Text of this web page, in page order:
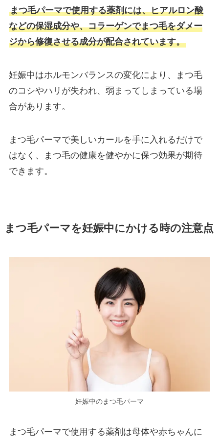
まつ毛パーマで使用する薬剤には、ヒアルロン酸
などの保湿成分や、コラーゲンでまつ毛をダメー
ジから修復させる成分が配合されています。
妊娠中はホルモンバランスの変化により、まつ毛
のコシやハリが失われ、弱まってしまっている場
合があります。
まつ毛パーマで美しいカールを手に入れるだけで
はなく、まつ毛の健康を健やかに保つ効果が期待
できます。
まつ毛パーマを妊娠中にかける時の注意点
妊娠中のまつ毛パーマ
まつ毛パーマで使用する薬剤は母体や赤ちゃんに